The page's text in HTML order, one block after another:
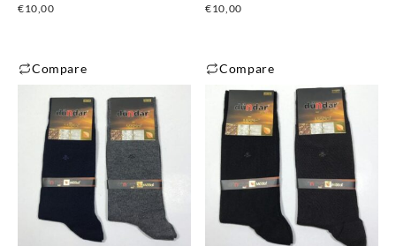
€10,00
Compare
€10,00
Compare